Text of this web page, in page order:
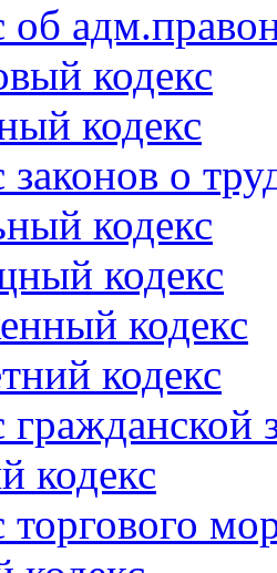
об
кодекс
кодекс
законов о
кодекс
кодекс
кодекс
кодекс
гражданской
кодекс
торгового